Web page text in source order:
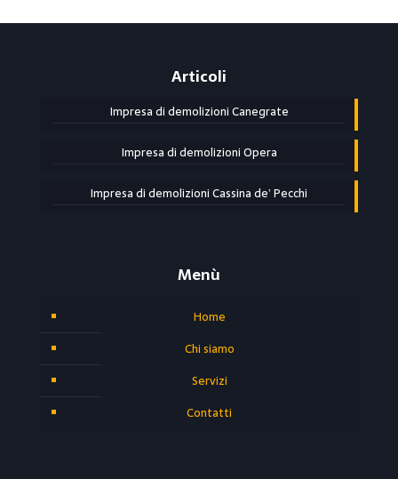
Articoli
Impresa di demolizioni Canegrate
Impresa di demolizioni Opera
Impresa di demolizioni Cassina de’ Pecchi
Menù
Home
Chi siamo
Servizi
Contatti